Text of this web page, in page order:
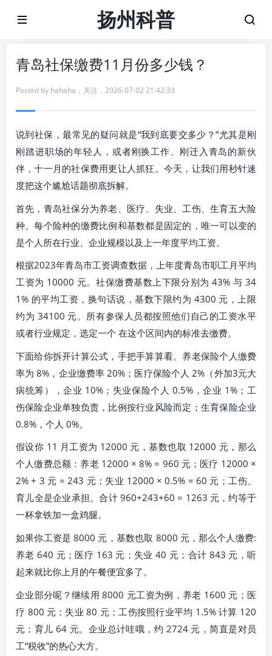
扬州科普
青岛社保缴费11月份多少钱？
Posted by hahaha ， 关注 ， 2026-07-02 21:42:33
说到社保，最常见的疑问就是“我到底要交多少？”尤其是刚
刚踏进职场的年轻人，或者刚换工作、刚迁入青岛的新伙
伴，十一月的社保费用更让人抓狂。今天，让我们用秒针速
度把这个尴尬话题彻底拆解。
首先，青岛社保分为养老、医疗、失业、工伤、生育五大险
种。每个险种的缴费比例和基数都是固定的，唯一可以变的
是个人所在行业、企业规模以及上一年度平均工资。
根据2023年青岛市工资调查数据，上年度青岛市职工月平均
工资为 10000 元。社保缴费基数上下限分别为 43% 与 34
1% 的平均工资，换句话说，基数下限约为 4300 元，上限
约为 34100 元。所有参保人员都按照他们自己的工资水平
或者行业规定，选定一个 在这个区间内的标准去缴费。
下面给你拆开计算公式，手把手算算看。养老保险个人缴费
率为 8%，企业缴费率 20%；医疗保险个人 2%（外加3元大
病统筹），企业 10%；失业保险个人 0.5%，企业 1%；工
伤保险企业单独负责，比例按行业风险而定；生育保险企业
0.8%，个人 0%。
假设你 11 月工资为 12000 元，基数也取 12000 元，那么
个人缴费总额：养老 12000 × 8% = 960 元；医疗 12000 ×
2% + 3 元 = 243 元；失业 12000 × 0.5% = 60 元；工伤、
育儿全是企业承担。合计 960+243+60 = 1263 元，约等于
一杯拿铁加一盒鸡腿。
如果你工资是 8000 元，基数也取 8000 元，那么个人缴费:
养老 640 元；医疗 163 元；失业 40 元；合计 843 元，听
起来就比你上月的午餐便宜多了。
企业部分呢？继续用 8000 元工资为例，养老 1600 元；医
疗 800 元；失业 80 元；工伤按照行业平均 1.5% 计算 120
元；育儿 64 元。企业总计哇哦，约 2724 元，简直是对员
工“税收”的热心大方。